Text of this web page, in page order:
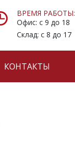
ВРЕМЯ РАБОТЫ:
Офис: с 9 до 18
Склад: с 8 до 17
КОНТАКТЫ